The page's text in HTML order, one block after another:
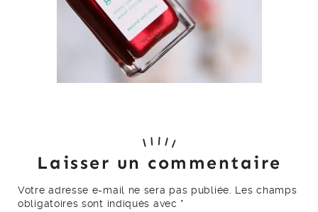
Laisser un commentaire
Votre adresse e-mail ne sera pas publiée.
Les champs
obligatoires sont indiqués avec *